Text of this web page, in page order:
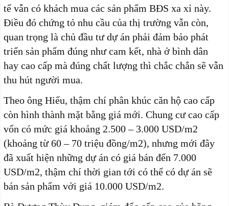
tế vẫn có khách mua các sản phẩm BĐS xa xỉ này.
Điều đó chứng tỏ nhu cầu của thị trường vẫn còn,
quan trọng là chủ đầu tư dự án phải đảm bảo phát
triển sản phẩm đúng như cam kết, nhà ở bình dân
hay cao cấp mà đúng chất lượng thì chắc chắn sẽ vẫn
thu hút người mua.
Theo ông Hiếu, thậm chí phân khúc căn hộ cao cấp
còn hình thành mặt bằng giá mới. Chung cư cao cấp
vốn có mức giá khoảng 2.500 – 3.000 USD/m2
(khoảng từ 60 – 70 triệu đồng/m2), nhưng mới đây
đã xuất hiện những dự án có giá bán đến 7.000
USD/m2, thậm chí thời gian tới có thể có dự án sẽ
bán sản phẩm với giá 10.000 USD/m2.